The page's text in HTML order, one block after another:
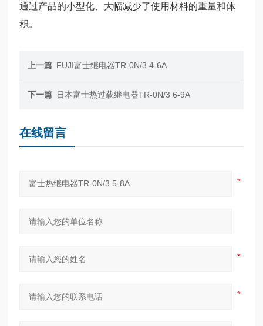
通过产品的小型化、大幅减少了使用材料的重量和体
积。
上一篇 FUJI富士继电器TR-0N/3 4-6A
下一篇 日本富士热过载继电器TR-0N/3 6-9A
在线留言